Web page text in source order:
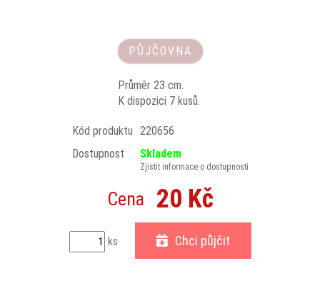
PŮJČOVNA
Průměr 23 cm.
K dispozici 7 kusů.
Kód produktu 220656
Dostupnost
Skladem
Zjistit informace o dostupnosti
Cena 20 Kč
ks Chci půjčit